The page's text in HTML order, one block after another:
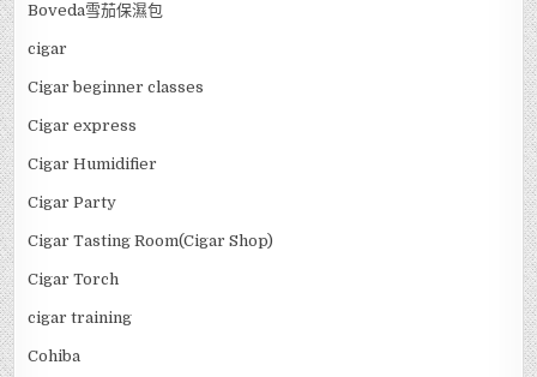
Boveda雪茄保濕包
cigar
Cigar beginner classes
Cigar express
Cigar Humidifier
Cigar Party
Cigar Tasting Room(Cigar Shop)
Cigar Torch
cigar training
Cohiba